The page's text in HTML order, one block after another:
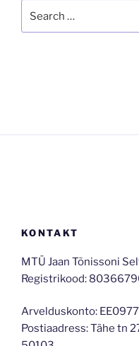
KONTAKT
MTÜ Jaan Tõnissoni
Registrikood:
Arvelduskonto:
Postiaadress: Tähe tn